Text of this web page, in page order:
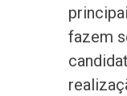
fazem